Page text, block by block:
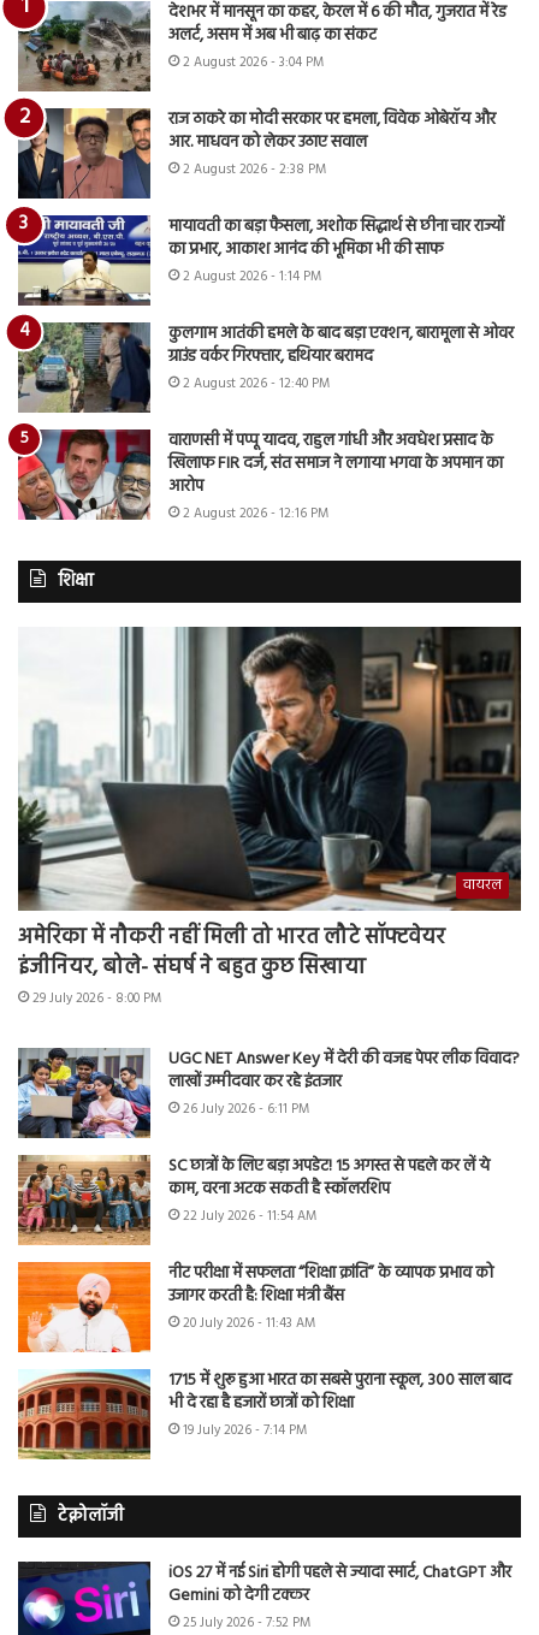
देशभर में मानसून का कहर, केरल में 6 की मौत, गुजरात में रेड
अलर्ट, असम में अब भी बाढ़ का संकट
2 August 2026 - 3:04 PM
राज ठाकरे का मोदी सरकार पर हमला, विवेक ओबेरॉय और
आर. माधवन को लेकर उठाए सवाल
2 August 2026 - 2:38 PM
मायावती का बड़ा फैसला, अशोक सिद्धार्थ से छीना चार राज्यों
का प्रभार, आकाश आनंद की भूमिका भी की साफ
2 August 2026 - 1:14 PM
कुलगाम आतंकी हमले के बाद बड़ा एक्शन, बारामूला से ओवर
ग्राउंड वर्कर गिरफ्तार, हथियार बरामद
2 August 2026 - 12:40 PM
वाराणसी में पप्पू यादव, राहुल गांधी और अवधेश प्रसाद के
खिलाफ FIR दर्ज, संत समाज ने लगाया भगवा के अपमान का
आरोप
2 August 2026 - 12:16 PM
शिक्षा
वायरल
अमेरिका में नौकरी नहीं मिली तो भारत लौटे सॉफ्टवेयर
इंजीनियर, बोले- संघर्ष ने बहुत कुछ सिखाया
29 July 2026 - 8:00 PM
UGC NET Answer Key में देरी की वजह पेपर लीक विवाद?
लाखों उम्मीदवार कर रहे इंतजार
26 July 2026 - 6:11 PM
SC छात्रों के लिए बड़ा अपडेट! 15 अगस्त से पहले कर लें ये
काम, वरना अटक सकती है स्कॉलरशिप
22 July 2026 - 11:54 AM
नीट परीक्षा में सफलता “शिक्षा क्रांति” के व्यापक प्रभाव को
उजागर करती है: शिक्षा मंत्री बैंस
20 July 2026 - 11:43 AM
1715 में शुरू हुआ भारत का सबसे पुराना स्कूल, 300 साल बाद
भी दे रहा है हजारों छात्रों को शिक्षा
19 July 2026 - 7:14 PM
टेक्नोलॉजी
iOS 27 में नई Siri होगी पहले से ज्यादा स्मार्ट, ChatGPT और
Gemini को देगी टक्कर
25 July 2026 - 7:52 PM